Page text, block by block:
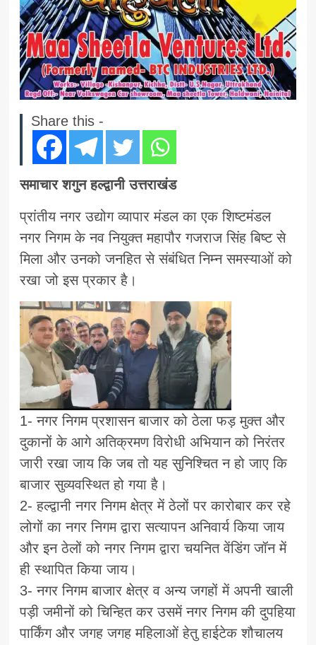
Share this -
समाचार शगुन हल्द्वानी उत्तराखंड
प्रांतीय नगर उद्योग व्यापार मंडल का एक शिष्टमंडल
नगर निगम के नव नियुक्त महापौर गजराज सिंह बिष्ट से
मिला और उनको जनहित से संबंधित निम्न समस्याओं को
रखा जो इस प्रकार है।
1- नगर निगम प्रशासन बाजार को ठेला फड़ मुक्त और
दुकानों के आगे अतिक्रमण विरोधी अभियान को निरंतर
जारी रखा जाय कि जब तो यह सुनिश्चित न हो जाए कि
बाजार सुव्यवस्थित हो गया है।
2- हल्द्वानी नगर निगम क्षेत्र में ठेलों पर कारोबार कर रहे
लोगों का नगर निगम द्वारा सत्यापन अनिवार्य किया जाय
और इन ठेलों को नगर निगम द्वारा चयनित वेंडिंग जॉन में
ही स्थापित किया जाय।
3- नगर निगम बाजार क्षेत्र व अन्य जगहों में अपनी खाली
पड़ी जमीनों को चिन्हित कर उसमें नगर निगम की दुपहिया
पार्किंग और जगह जगह महिलाओं हेतु हाईटेक शौचालय